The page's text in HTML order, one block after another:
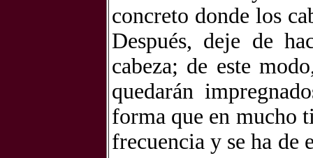
concreto donde los
Después, deje de
cabeza; de este
quedarán
forma que en mucho
frecuencia y se ha de